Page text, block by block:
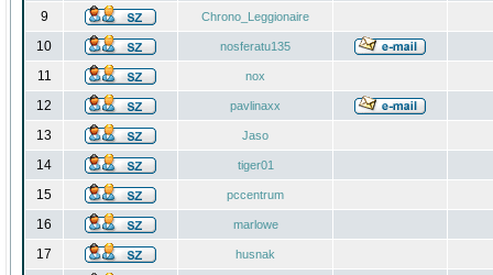
9 Chrono_Leggionaire
10 nosferatu135
11 nox
12 pavlinaxx
13 Jaso
14 tiger01
15 pccentrum
16 marlowe
17 husnak